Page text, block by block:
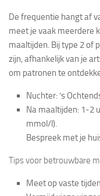
De frequentie hangt af
meet je vaak meerdere
maaltijden. Bij type 2 of
zijn, afhankelijk van je
om patronen te
Nuchter: ’s
Na maaltijden: 1-2
mmol/l).
Bespreek met je
Tips voor betrouwbare
Meet op vaste tijden